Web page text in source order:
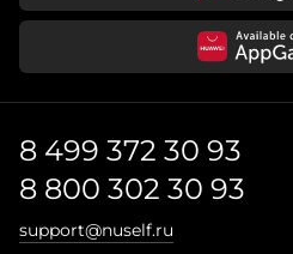
8 499 372 30 93
8 800 302 30 93
support@nuself.ru